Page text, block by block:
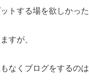
トする場を欲しかった
すが、
なくブログをするのは